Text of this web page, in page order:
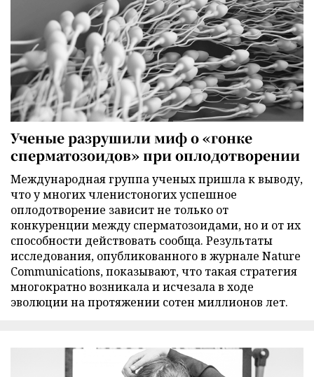
Ученые разрушили миф о «гонке
сперматозоидов» при оплодотворении
Международная группа ученых пришла к выводу,
что у многих членистоногих успешное
оплодотворение зависит не только от
конкуренции между сперматозоидами, но и от их
способности действовать сообща. Результаты
исследования, опубликованного в журнале Nature
Communications, показывают, что такая стратегия
многократно возникала и исчезала в ходе
эволюции на протяжении сотен миллионов лет.